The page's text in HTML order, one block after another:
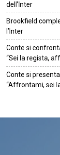
dell’Inter
Brookfield
l’Inter
Conte si
“Sei la regista,
Conte si
“Affrontami, sei